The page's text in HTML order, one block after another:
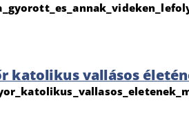
katolikus vallásos